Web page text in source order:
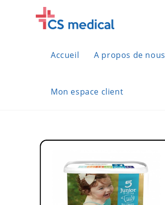
Accueil A propos de nous
Mon espace client